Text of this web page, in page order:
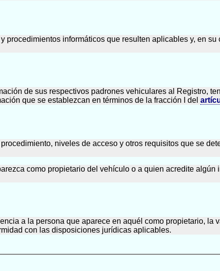
informáticos que resulten aplicables y, en
de sus respectivos padrones vehiculares al Registro,
que se establezcan en términos de la fracción I del
niveles de acceso y otros requisitos que se
como propietario del vehículo o a quien acredite algún
a la persona que aparece en aquél como propietario, la
con las disposiciones jurídicas aplicables.